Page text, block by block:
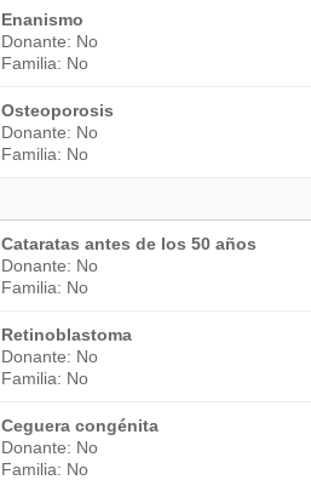
Enanismo
Donante: No
Familia: No
Osteoporosis
Donante: No
Familia: No
Cataratas antes de los 50 años
Donante: No
Familia: No
Retinoblastoma
Donante: No
Familia: No
Ceguera congénita
Donante: No
Familia: No